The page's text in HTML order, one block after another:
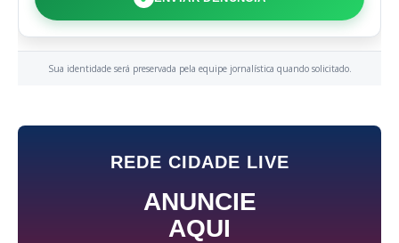
Sua identidade será preservada pela equipe jornalística quando solicitado.
REDE CIDADE LIVE
ANUNCIE
AQUI